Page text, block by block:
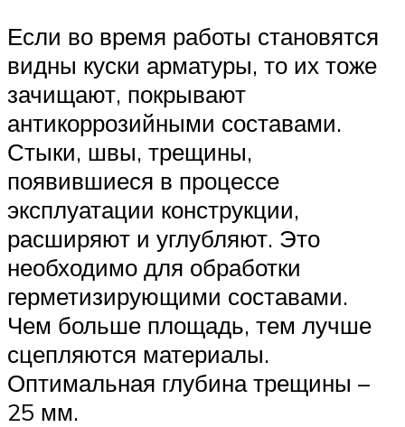
Если во время работы становятся
видны куски арматуры, то их тоже
зачищают, покрывают
антикоррозийными составами.
Стыки, швы, трещины,
появившиеся в процессе
эксплуатации конструкции,
расширяют и углубляют. Это
необходимо для обработки
герметизирующими составами.
Чем больше площадь, тем лучше
сцепляются материалы.
Оптимальная глубина трещины –
25 мм.